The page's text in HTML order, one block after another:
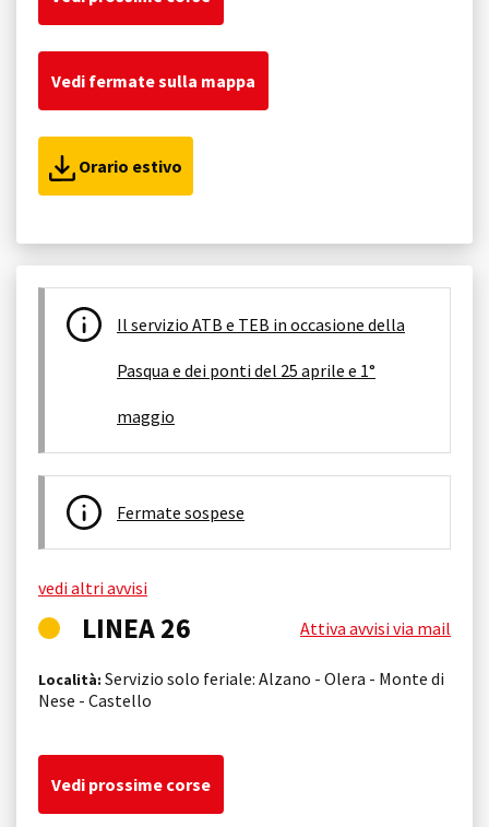
Vedi fermate sulla mappa
Orario estivo
Il servizio ATB e TEB in occasione della
Pasqua e dei ponti del 25 aprile e 1°
maggio
Fermate sospese
vedi altri avvisi
LINEA 26 Attiva avvisi via mail
Località: Servizio solo feriale: Alzano - Olera - Monte di
Nese - Castello
Vedi prossime corse